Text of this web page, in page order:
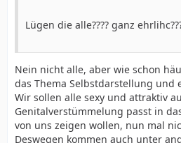
Lügen die alle???? ganz
Nein nicht alle, aber wie schon
das Thema Selbstdarstellung und
Wir sollen alle sexy und attraktiv
Genitalverstümmelung passt in
von uns zeigen wollen, nun mal
Deswegen kommen auch unter